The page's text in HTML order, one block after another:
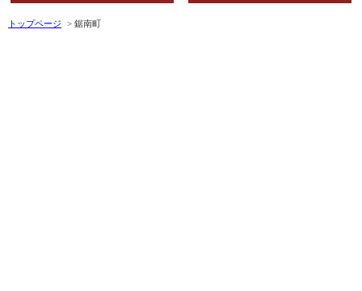
トップページ 鋸南町